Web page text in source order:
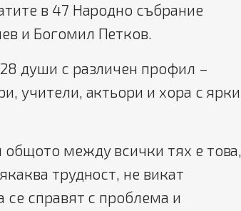
в 47 Народно събрание
и Богомил Петков.
души с различен профил –
учители, актьори и хора с ярки
между всички тях е това,
трудност, не викат
се справят с проблема и